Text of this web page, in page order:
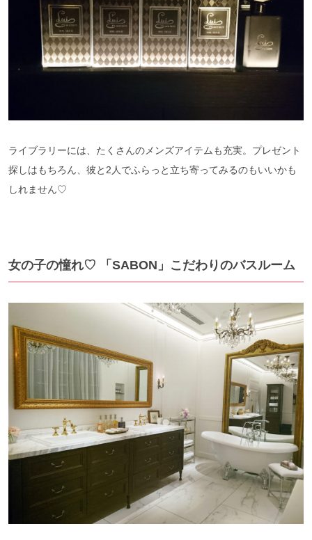
ライブラリーには、たくさんのメンズアイテムも充実。プレゼント
探しはもちろん、彼と2人でふらっと立ち寄ってみるのもいいかも
しれません♡
女の子の憧れ♡ 「SABON」こだわりのバスルーム